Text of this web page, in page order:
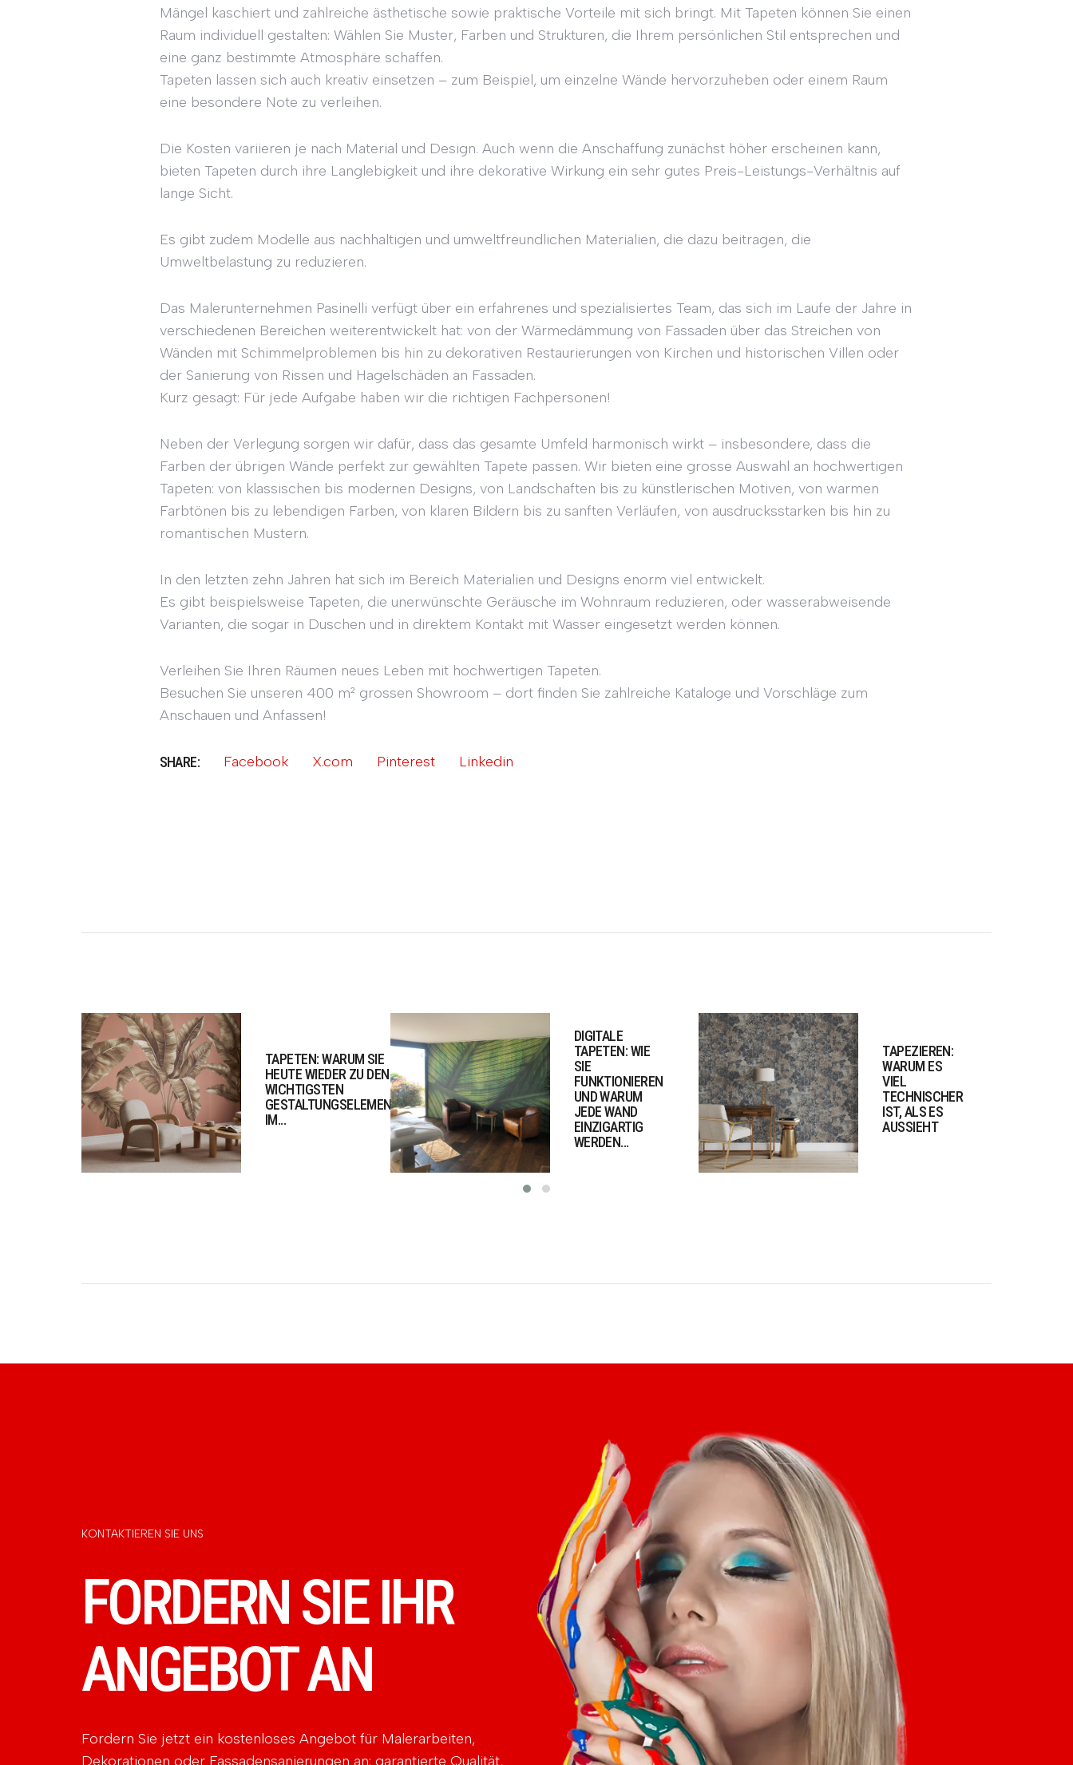
Mängel kaschiert und zahlreiche ästhetische sowie praktische Vorteile mit sich bringt. Mit Tapeten können Sie einen
Raum individuell gestalten: Wählen Sie Muster, Farben und Strukturen, die Ihrem persönlichen Stil entsprechen und
eine ganz bestimmte Atmosphäre schaffen.
Tapeten lassen sich auch kreativ einsetzen – zum Beispiel, um einzelne Wände hervorzuheben oder einem Raum
eine besondere Note zu verleihen.
Die Kosten variieren je nach Material und Design. Auch wenn die Anschaffung zunächst höher erscheinen kann,
bieten Tapeten durch ihre Langlebigkeit und ihre dekorative Wirkung ein sehr gutes Preis-Leistungs-Verhältnis auf
lange Sicht.
Es gibt zudem Modelle aus nachhaltigen und umweltfreundlichen Materialien, die dazu beitragen, die
Umweltbelastung zu reduzieren.
Das Malerunternehmen Pasinelli verfügt über ein erfahrenes und spezialisiertes Team, das sich im Laufe der Jahre in
verschiedenen Bereichen weiterentwickelt hat: von der Wärmedämmung von Fassaden über das Streichen von
Wänden mit Schimmelproblemen bis hin zu dekorativen Restaurierungen von Kirchen und historischen Villen oder
der Sanierung von Rissen und Hagelschäden an Fassaden.
Kurz gesagt: Für jede Aufgabe haben wir die richtigen Fachpersonen!
Neben der Verlegung sorgen wir dafür, dass das gesamte Umfeld harmonisch wirkt – insbesondere, dass die
Farben der übrigen Wände perfekt zur gewählten Tapete passen. Wir bieten eine grosse Auswahl an hochwertigen
Tapeten: von klassischen bis modernen Designs, von Landschaften bis zu künstlerischen Motiven, von warmen
Farbtönen bis zu lebendigen Farben, von klaren Bildern bis zu sanften Verläufen, von ausdrucksstarken bis hin zu
romantischen Mustern.
In den letzten zehn Jahren hat sich im Bereich Materialien und Designs enorm viel entwickelt.
Es gibt beispielsweise Tapeten, die unerwünschte Geräusche im Wohnraum reduzieren, oder wasserabweisende
Varianten, die sogar in Duschen und in direktem Kontakt mit Wasser eingesetzt werden können.
Verleihen Sie Ihren Räumen neues Leben mit hochwertigen Tapeten.
Besuchen Sie unseren 400 m² grossen Showroom – dort finden Sie zahlreiche Kataloge und Vorschläge zum
Anschauen und Anfassen!
SHARE: Facebook X.com Pinterest Linkedin
TAPETEN: WARUM SIE
HEUTE WIEDER ZU DEN
WICHTIGSTEN
GESTALTUNGSELEMENTEN
IM...
DIGITALE
TAPETEN: WIE
SIE
FUNKTIONIEREN
UND WARUM
JEDE WAND
EINZIGARTIG
WERDEN...
TAPEZIEREN:
WARUM ES
VIEL
TECHNISCHER
IST, ALS ES
AUSSIEHT
KONTAKTIEREN SIE UNS
FORDERN SIE IHR
ANGEBOT AN
Fordern Sie jetzt ein kostenloses Angebot für Malerarbeiten,
Dekorationen oder Fassadensanierungen an: garantierte Qualität,